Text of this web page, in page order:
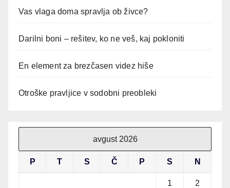
Vas vlaga doma spravlja ob živce?
Darilni boni – rešitev, ko ne veš, kaj pokloniti
En element za brezčasen videz hiše
Otroške pravljice v sodobni preobleki
avgust 2026
P T S Č P S N
1 2